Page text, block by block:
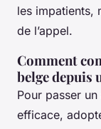
les impatients,
de l’appel.
Comment
belge depuis
Pour passer
efficace,